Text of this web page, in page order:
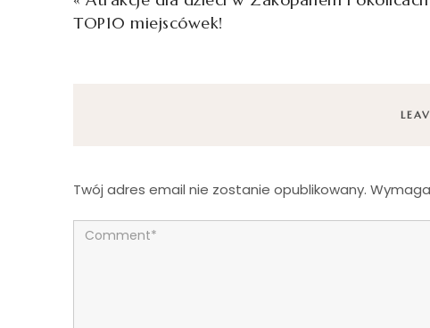
TOP10 miejscówek!
Twój adres email nie zostanie opublikowany.